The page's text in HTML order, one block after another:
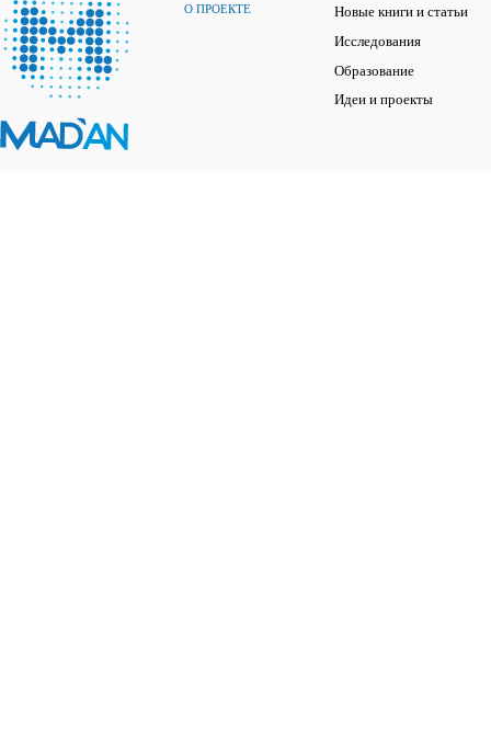
О ПРОЕКТЕ
Новые книги и статьи
Исследования
Образование
Идеи и проекты